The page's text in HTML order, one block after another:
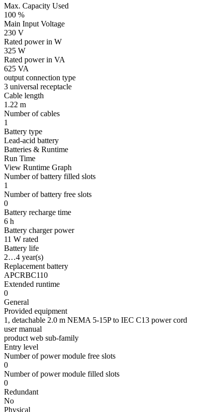
Max. Capacity Used
100 %
Main Input Voltage
230 V
Rated power in W
325 W
Rated power in VA
625 VA
output connection type
3 universal receptacle
Cable length
1.22 m
Number of cables
1
Battery type
Lead-acid battery
Batteries & Runtime
Run Time
View Runtime Graph
Number of battery filled slots
1
Number of battery free slots
0
Battery recharge time
6 h
Battery charger power
11 W rated
Battery life
2…4 year(s)
Replacement battery
APCRBC110
Extended runtime
0
General
Provided equipment
1, detachable 2.0 m NEMA 5-15P to IEC C13 power cord
user manual
product web sub-family
Entry level
Number of power module free slots
0
Number of power module filled slots
0
Redundant
No
Physical